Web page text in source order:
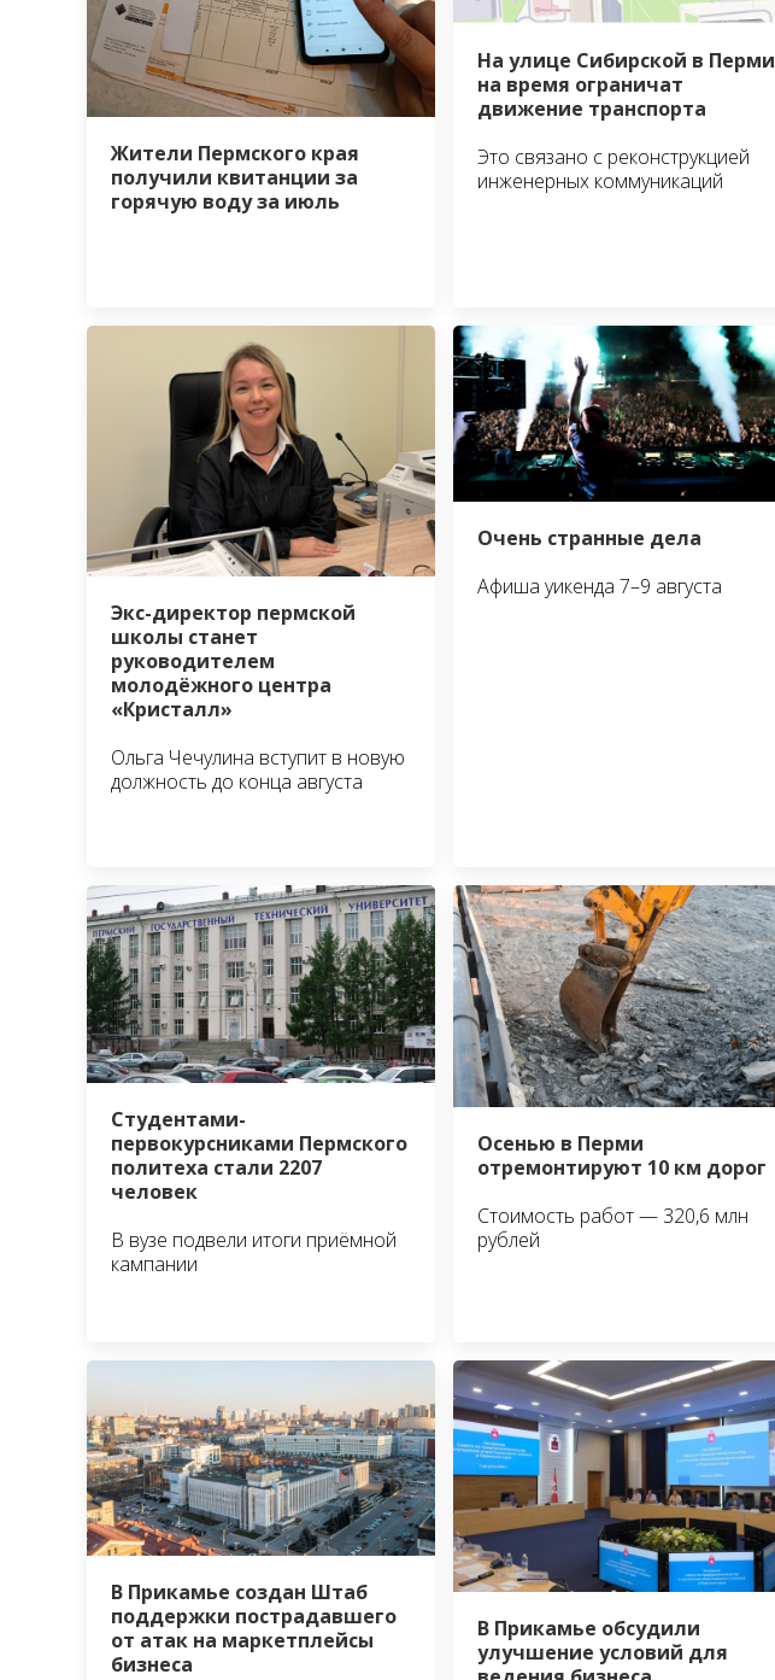
Жители Пермского края
получили квитанции за
горячую воду за июль
На улице Сибирской в Перми
на время ограничат
движение транспорта
Это связано с реконструкцией
инженерных коммуникаций
Экс-директор пермской
школы станет
руководителем
молодёжного центра
«Кристалл»
Ольга Чечулина вступит в новую
должность до конца августа
Очень странные дела
Афиша уикенда 7–9 августа
Студентами-
первокурсниками Пермского
политеха стали 2207
человек
В вузе подвели итоги приёмной
кампании
Осенью в Перми
отремонтируют 10 км дорог
Стоимость работ — 320,6 млн
рублей
В Прикамье создан Штаб
поддержки пострадавшего
от атак на маркетплейсы
бизнеса
В Прикамье обсудили
улучшение условий для